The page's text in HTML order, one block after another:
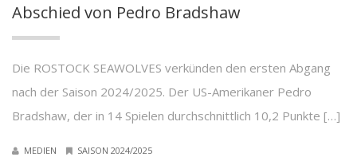
Abschied von Pedro Bradshaw
Die ROSTOCK SEAWOLVES verkünden den ersten Abgang
nach der Saison 2024/2025. Der US-Amerikaner Pedro
Bradshaw, der in 14 Spielen durchschnittlich 10,2 Punkte […]
MEDIEN SAISON 2024/2025